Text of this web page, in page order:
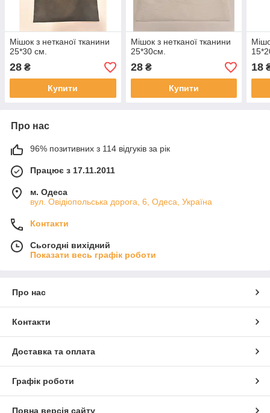
Мішок з нетканої тканини
25*30 см.
28 ₴
Купити
Мішок з нетканої тканини
25*30см.
28₴
Купити
18
Про нас
96% позитивних з 114 відгуків за рік
Працює з 17.11.2011
м. Одеса
вул. Овідіопольська дорога, 6, Одеса, Україна
Контакти
Сьогодні вихідний
Показати весь графік роботи
Про нас
Контакти
Доставка та оплата
Графік роботи
Повна версія сайту